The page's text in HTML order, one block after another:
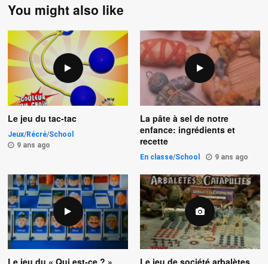
You might also like
Le jeu du tac-tac
Jeux/Récré/School
9 ans ago
La pâte à sel de notre
enfance: ingrédients et
recette
En classe/School 9 ans ago
Le jeu du « Qui est-ce ? »
Le jeu de société arbalètes